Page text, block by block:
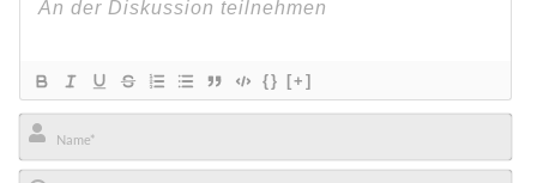
{} [+]
Name*